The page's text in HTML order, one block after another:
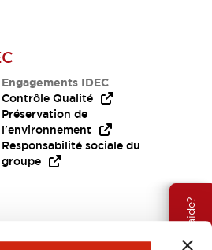
Engagements IDEC
Contrôle Qualité
Préservation de
l'environnement
Responsabilité sociale du
groupe